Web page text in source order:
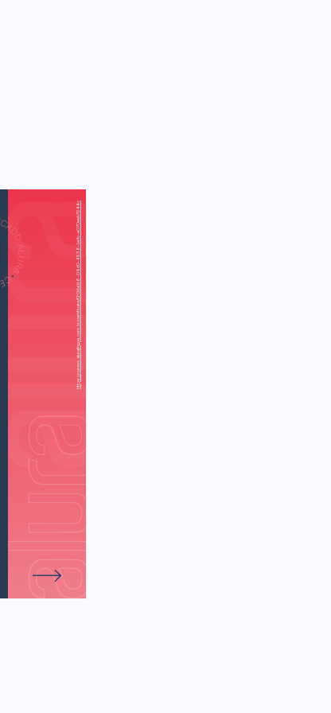
https://cursos.aluralingua.com.br/certificate/f20dabb6-09d0-4536-be1c-e070eeb7244c
AU